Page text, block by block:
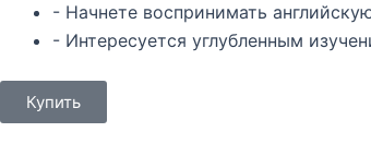
- Начнете воспринимать
- Интересуется углубленным
Купить